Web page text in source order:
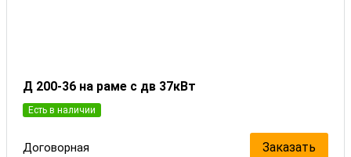
Д 200-36 на раме с дв 37кВт
Есть в наличии
Договорная Заказать